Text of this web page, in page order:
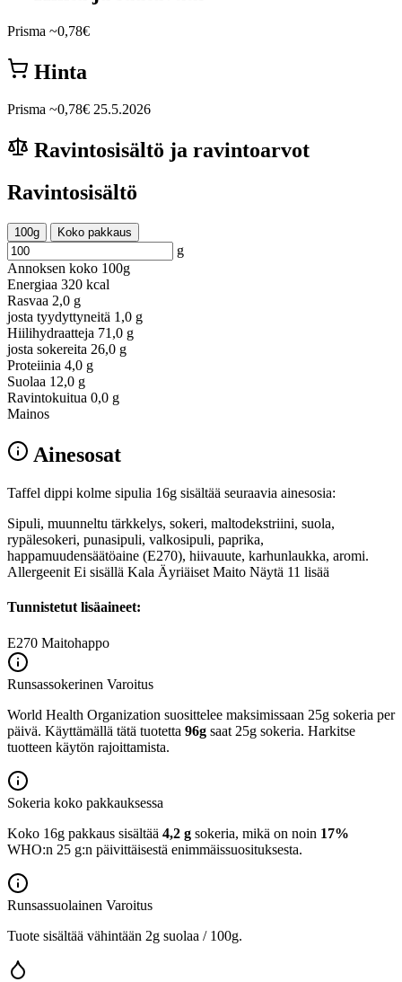
Prisma ~0,78€
Hinta
Prisma ~0,78€ 25.5.2026
Ravintosisältö ja ravintoarvot
Ravintosisältö
100g Koko pakkaus
g
Annoksen koko 100g
Energiaa 320 kcal
Rasvaa 2,0 g
josta tyydyttyneitä 1,0 g
Hiilihydraatteja 71,0 g
josta sokereita 26,0 g
Proteiinia 4,0 g
Suolaa 12,0 g
Ravintokuitua 0,0 g
Mainos
Ainesosat
Taffel dippi kolme sipulia 16g sisältää seuraavia ainesosia:
Sipuli, muunneltu tärkkelys, sokeri, maltodekstriini, suola,
rypälesokeri, punasipuli, valkosipuli, paprika,
happamuudensäätöaine (E270), hiivauute, karhunlaukka, aromi.
Allergeenit Ei sisällä Kala Äyriäiset Maito Näytä 11 lisää
Tunnistetut lisäaineet:
E270 Maitohappo
Runsassokerinen Varoitus
World Health Organization suosittelee maksimissaan 25g sokeria per
päivä. Käyttämällä tätä tuotetta 96g saat 25g sokeria. Harkitse
tuotteen käytön rajoittamista.
Sokeria koko pakkauksessa
Koko 16g pakkaus sisältää 4,2 g sokeria, mikä on noin 17%
WHO:n 25 g:n päivittäisestä enimmäissuosituksesta.
Runsassuolainen Varoitus
Tuote sisältää vähintään 2g suolaa / 100g.